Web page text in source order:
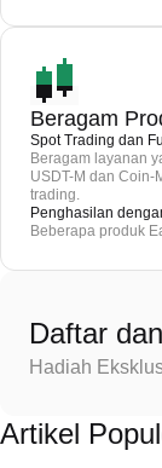
Beragam
Spot Trading dan
Beragam layanan
USDT-M dan Coin-
trading.
Penghasilan
Beberapa produk
Daftar
Hadiah
Artikel